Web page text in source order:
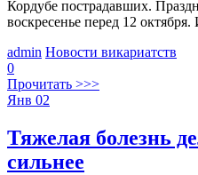
Кордубе пострадавших.
воскресенье перед 12
admin Новости викариатств
0
Прочитать >>>
Янв 02
Тяжелая болезнь
сильнее